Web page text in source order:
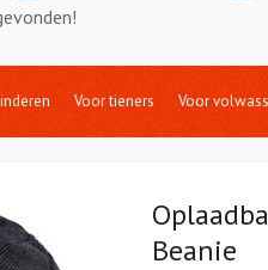
Voor tieners Voor
Beanie